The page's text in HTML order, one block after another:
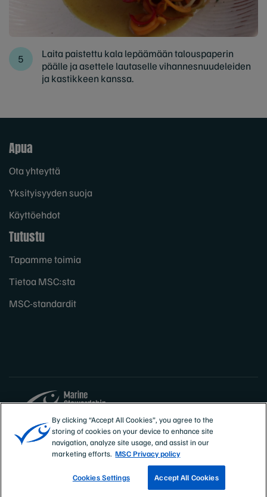
Laita paistettu kala lepäämään talouspaperin
päälle ja asettele lautaselle vihannesnuudeleiden
ja kastikkeen kanssa.
Apua
Ota yhteyttä
Yksityisyyden suoja
Käyttöehdot
Tutustu
Tapamme toimia
Tietoa MSC:sta
MSC-standardit
Sites
Suomi
By clicking “Accept All Cookies”, you agree to the
storing of cookies on your device to enhance site
navigation, analyze site usage, and assist in our
marketing efforts. MSC Privacy policy
Cookies Settings Accept All Cookies